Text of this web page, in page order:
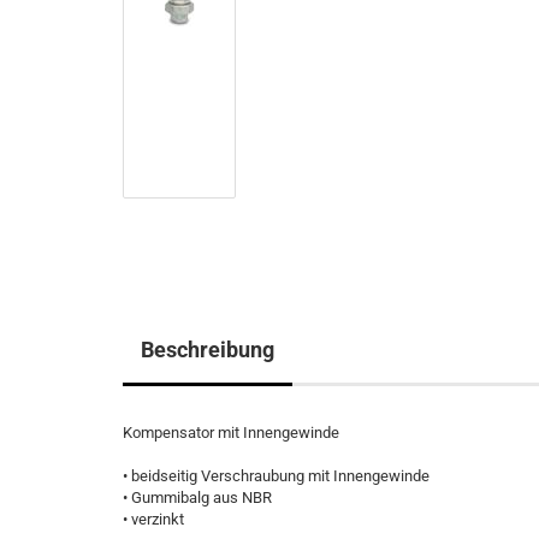
Beschreibung
Kompensator mit Innengewinde
• beidseitig Verschraubung mit Innengewinde
• Gummibalg aus NBR
• verzinkt